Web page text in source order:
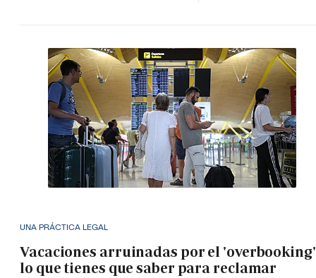
UNA PRÁCTICA LEGAL
Vacaciones arruinadas por el
lo que tienes que saber para reclamar